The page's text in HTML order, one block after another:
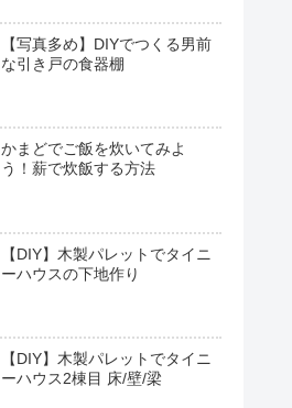
【写真多め】DIYでつくる男前
な引き戸の食器棚
かまどでご飯を炊いてみよ
う！薪で炊飯する方法
【DIY】木製パレットでタイニ
ーハウスの下地作り
【DIY】木製パレットでタイニ
ーハウス2棟目 床/壁/梁